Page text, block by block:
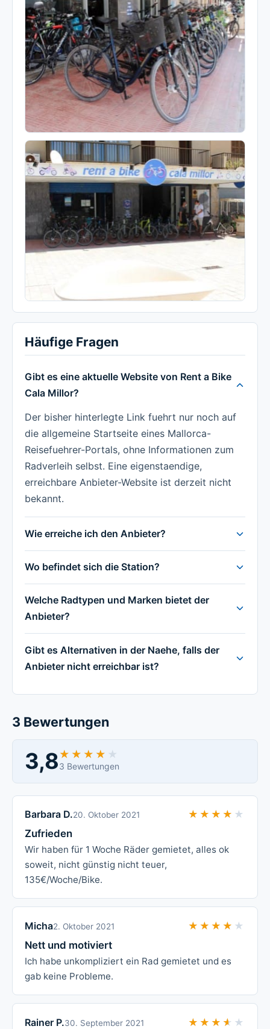
Häufige Fragen
Gibt es eine aktuelle Website von Rent a Bike
Cala Millor?
Der bisher hinterlegte Link fuehrt nur noch auf
die allgemeine Startseite eines Mallorca-
Reisefuehrer-Portals, ohne Informationen zum
Radverleih selbst. Eine eigenstaendige,
erreichbare Anbieter-Website ist derzeit nicht
bekannt.
Wie erreiche ich den Anbieter?
Wo befindet sich die Station?
Welche Radtypen und Marken bietet der
Anbieter?
Gibt es Alternativen in der Naehe, falls der
Anbieter nicht erreichbar ist?
3 Bewertungen
3,8 ★★★★★
★★★★★
3 Bewertungen
Barbara D.20. Oktober 2021 ★★★★★
★★★★★
Zufrieden
Wir haben für 1 Woche Räder gemietet, alles ok
soweit, nicht günstig nicht teuer,
135€/Woche/Bike.
Micha2. Oktober 2021 ★★★★★
★★★★★
Nett und motiviert
Ich habe unkompliziert ein Rad gemietet und es
gab keine Probleme.
Rainer P.30. September 2021 ★★★★★
★★★★★